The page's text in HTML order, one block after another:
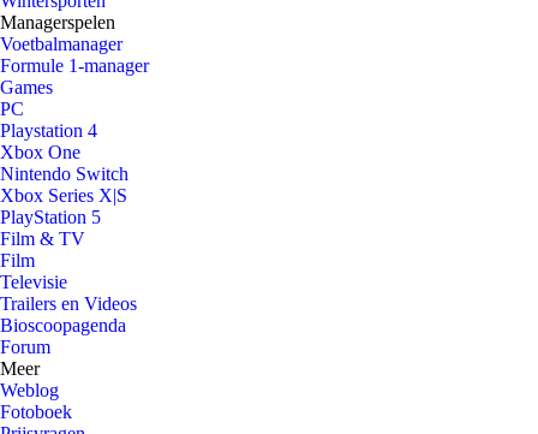
Managerspelen
Voetbalmanager
Formule 1-manager
Games
PC
Playstation 4
Xbox One
Nintendo Switch
Xbox Series X|S
PlayStation 5
Film & TV
Film
Televisie
Trailers en Videos
Bioscoopagenda
Forum
Meer
Weblog
Fotoboek